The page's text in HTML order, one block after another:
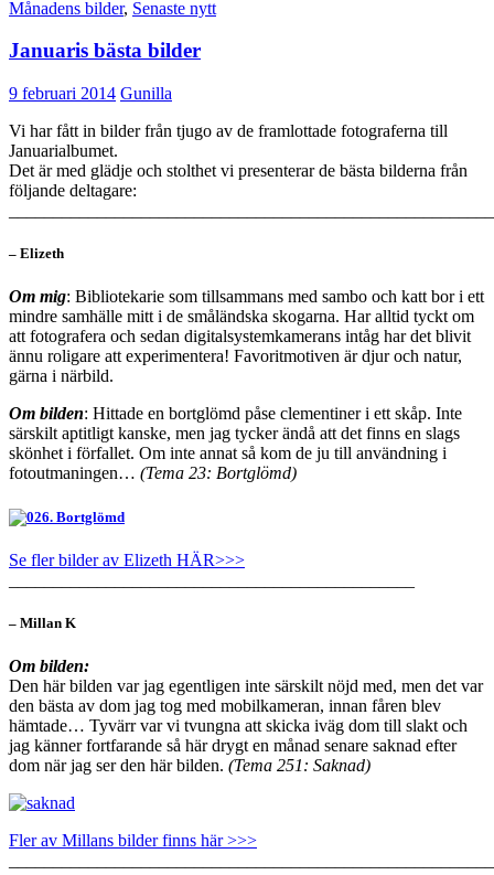
Månadens bilder, Senaste nytt
Januaris bästa bilder
9 februari 2014 Gunilla
Vi har fått in bilder från tjugo av de framlottade fotograferna till
Januarialbumet.
Det är med glädje och stolthet vi presenterar de bästa bilderna från
följande deltagare:
– Elizeth
Om mig: Bibliotekarie som tillsammans med sambo och katt bor i ett
mindre samhälle mitt i de småländska skogarna. Har alltid tyckt om
att fotografera och sedan digitalsystemkamerans intåg har det blivit
ännu roligare att experimentera! Favoritmotiven är djur och natur,
gärna i närbild.
Om bilden: Hittade en bortglömd påse clementiner i ett skåp. Inte
särskilt aptitligt kanske, men jag tycker ändå att det finns en slags
skönhet i förfallet. Om inte annat så kom de ju till användning i
fotoutmaningen… (Tema 23: Bortglömd)
Se fler bilder av Elizeth HÄR>>>
– Millan K
Om bilden:
Den här bilden var jag egentligen inte särskilt nöjd med, men det var
den bästa av dom jag tog med mobilkameran, innan fåren blev
hämtade… Tyvärr var vi tvungna att skicka iväg dom till slakt och
jag känner fortfarande så här drygt en månad senare saknad efter
dom när jag ser den här bilden. (Tema 251: Saknad)
Fler av Millans bilder finns här >>>